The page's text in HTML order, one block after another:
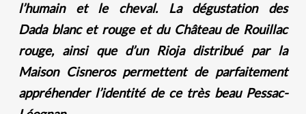
l’humain et le cheval. La dégustation des
Dada blanc et rouge et du Château de Rouillac
rouge, ainsi que d’un Rioja distribué par la
Maison Cisneros permettent de parfaitement
appréhender l’identité de ce très beau Pessac-